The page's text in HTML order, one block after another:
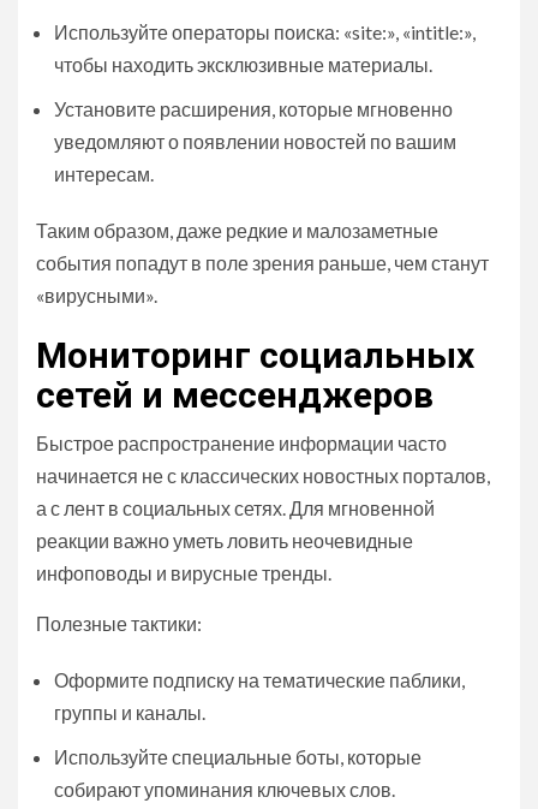
Используйте операторы поиска: «site:», «intitle:»,
чтобы находить эксклюзивные материалы.
Установите расширения, которые мгновенно
уведомляют о появлении новостей по вашим
интересам.
Таким образом, даже редкие и малозаметные
события попадут в поле зрения раньше, чем станут
«вирусными».
Мониторинг социальных
сетей и мессенджеров
Быстрое распространение информации часто
начинается не с классических новостных порталов,
а с лент в социальных сетях. Для мгновенной
реакции важно уметь ловить неочевидные
инфоповоды и вирусные тренды.
Полезные тактики:
Оформите подписку на тематические паблики,
группы и каналы.
Используйте специальные боты, которые
собирают упоминания ключевых слов.